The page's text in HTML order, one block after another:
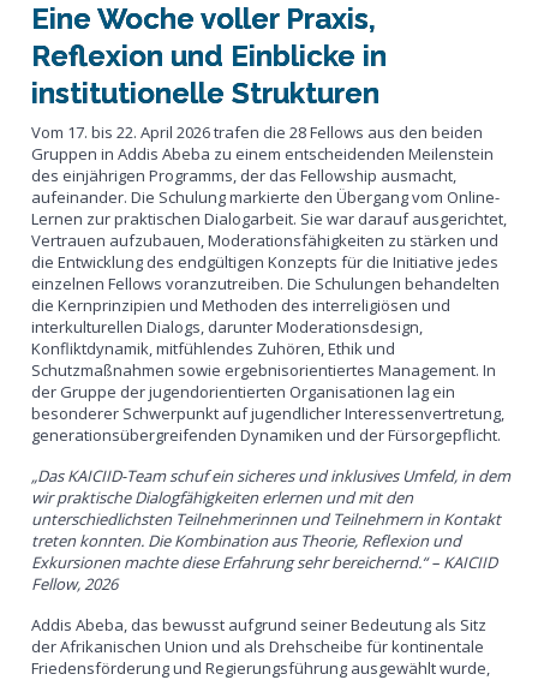
Eine Woche voller Praxis,
Reflexion und Einblicke in
institutionelle Strukturen
Vom 17. bis 22. April 2026 trafen die 28 Fellows aus den beiden
Gruppen in Addis Abeba zu einem entscheidenden Meilenstein
des einjährigen Programms, der das Fellowship ausmacht,
aufeinander. Die Schulung markierte den Übergang vom Online-
Lernen zur praktischen Dialogarbeit. Sie war darauf ausgerichtet,
Vertrauen aufzubauen, Moderationsfähigkeiten zu stärken und
die Entwicklung des endgültigen Konzepts für die Initiative jedes
einzelnen Fellows voranzutreiben. Die Schulungen behandelten
die Kernprinzipien und Methoden des interreligiösen und
interkulturellen Dialogs, darunter Moderationsdesign,
Konfliktdynamik, mitfühlendes Zuhören, Ethik und
Schutzmaßnahmen sowie ergebnisorientiertes Management. In
der Gruppe der jugendorientierten Organisationen lag ein
besonderer Schwerpunkt auf jugendlicher Interessenvertretung,
generationsübergreifenden Dynamiken und der Fürsorgepflicht.
„Das KAICIID-Team schuf ein sicheres und inklusives Umfeld, in dem
wir praktische Dialogfähigkeiten erlernen und mit den
unterschiedlichsten Teilnehmerinnen und Teilnehmern in Kontakt
treten konnten. Die Kombination aus Theorie, Reflexion und
Exkursionen machte diese Erfahrung sehr bereichernd.“ – KAICIID
Fellow, 2026
Addis Abeba, das bewusst aufgrund seiner Bedeutung als Sitz
der Afrikanischen Union und als Drehscheibe für kontinentale
Friedensförderung und Regierungsführung ausgewählt wurde,